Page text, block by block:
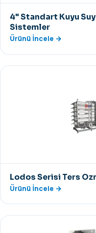
4" Standart Kuyu
Sistemler
Ürünü İncele →
Lodos Serisi Ters
Ürünü İncele →